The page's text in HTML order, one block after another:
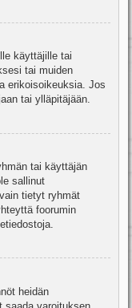
käyttäjille tai
tai muiden
erikoisoikeuksia. Jos
tai ylläpitäjään.
tai käyttäjän
sallinut
tietyt ryhmät
foorumin
heidän